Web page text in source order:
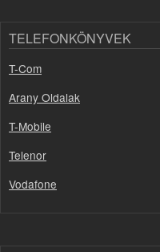
TELEFONKÖNYVEK
T-Com
Arany Oldalak
T-Mobile
Telenor
Vodafone